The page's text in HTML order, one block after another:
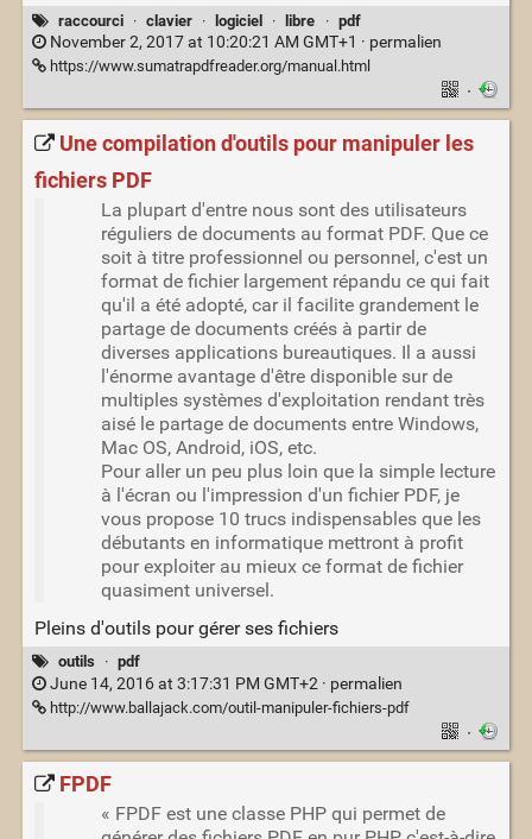
raccourci · clavier · logiciel · libre · pdf
November 2, 2017 at 10:20:21 AM GMT+1 · permalien
https://www.sumatrapdfreader.org/manual.html
·
Une compilation d'outils pour manipuler les
fichiers PDF
La plupart d'entre nous sont des utilisateurs
réguliers de documents au format PDF. Que ce
soit à titre professionnel ou personnel, c'est un
format de fichier largement répandu ce qui fait
qu'il a été adopté, car il facilite grandement le
partage de documents créés à partir de
diverses applications bureautiques. Il a aussi
l'énorme avantage d'être disponible sur de
multiples systèmes d'exploitation rendant très
aisé le partage de documents entre Windows,
Mac OS, Android, iOS, etc.
Pour aller un peu plus loin que la simple lecture
à l'écran ou l'impression d'un fichier PDF, je
vous propose 10 trucs indispensables que les
débutants en informatique mettront à profit
pour exploiter au mieux ce format de fichier
quasiment universel.
Pleins d'outils pour gérer ses fichiers
outils · pdf
June 14, 2016 at 3:17:31 PM GMT+2 · permalien
http://www.ballajack.com/outil-manipuler-fichiers-pdf
·
FPDF
« FPDF est une classe PHP qui permet de